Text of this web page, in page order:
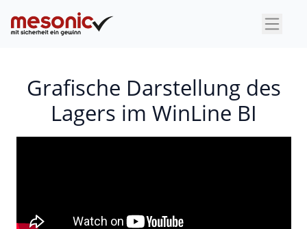
×
Grafische Darstellung des
Lagers im WinLine BI